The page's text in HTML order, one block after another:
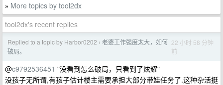
» More topics by tool2dx
tool2dx's recent replies
Replied to a topic by Harbor0202 › 老婆工作强度太大，如何
破局。
22 小时 58 分钟
前
@c9792536451 "没看到怎么破局，只看到了炫耀"
没孩子无所谓,有孩子估计楼主需要承担大部分带娃任务了.这种杂活挺